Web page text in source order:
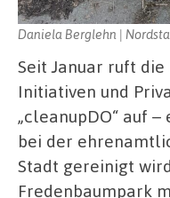
Daniela Berglehn |
Seit Januar ruft die
Initiativen und
„cleanupDO“ auf
bei der
Stadt gereinigt
Fredenbaumpark